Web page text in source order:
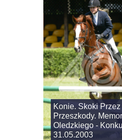
Konie. Skoki Przez
Przeszkody.
Oledzkiego -
31.05.2003